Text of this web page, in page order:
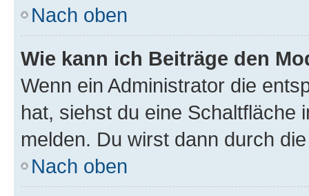
Nach oben
Wie kann ich Beiträge den
Wenn ein Administrator die
hat, siehst du eine Schaltfläche
melden. Du wirst dann durch
Nach oben